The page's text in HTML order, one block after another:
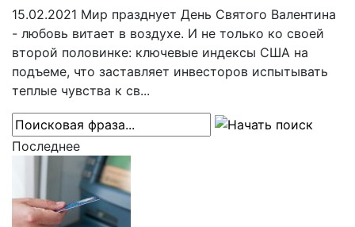
15.02.2021 Мир празднует День Святого Валентина
- любовь витает в воздухе. И не только ко своей
второй половинке: ключевые индексы США на
подъеме, что заставляет инвесторов испытывать
теплые чувства к св...
Последнее